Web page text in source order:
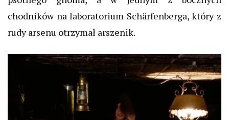
chodników na laboratorium Schärfenberga, który z
rudy arsenu otrzymał arszenik.